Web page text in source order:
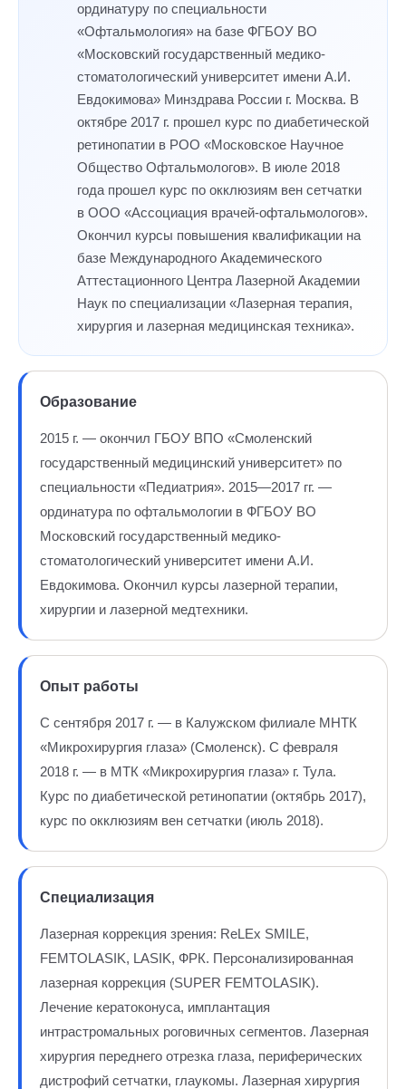
ординатуру по специальности
«Офтальмология» на базе ФГБОУ ВО
«Московский государственный медико-
стоматологический университет имени А.И.
Евдокимова» Минздрава России г. Москва. В
октябре 2017 г. прошел курс по диабетической
ретинопатии в РОО «Московское Научное
Общество Офтальмологов». В июле 2018
года прошел курс по окклюзиям вен сетчатки
в ООО «Ассоциация врачей-офтальмологов».
Окончил курсы повышения квалификации на
базе Международного Академического
Аттестационного Центра Лазерной Академии
Наук по специализации «Лазерная терапия,
хирургия и лазерная медицинская техника».
Образование
2015 г. — окончил ГБОУ ВПО «Смоленский
государственный медицинский университет» по
специальности «Педиатрия». 2015—2017 гг. —
ординатура по офтальмологии в ФГБОУ ВО
Московский государственный медико-
стоматологический университет имени А.И.
Евдокимова. Окончил курсы лазерной терапии,
хирургии и лазерной медтехники.
Опыт работы
С сентября 2017 г. — в Калужском филиале МНТК
«Микрохирургия глаза» (Смоленск). С февраля
2018 г. — в МТК «Микрохирургия глаза» г. Тула.
Курс по диабетической ретинопатии (октябрь 2017),
курс по окклюзиям вен сетчатки (июль 2018).
Специализация
Лазерная коррекция зрения: ReLEx SMILE,
FEMTOLASIK, LASIK, ФРК. Персонализированная
лазерная коррекция (SUPER FEMTOLASIK).
Лечение кератоконуса, имплантация
интрастромальных роговичных сегментов. Лазерная
хирургия переднего отрезка глаза, периферических
дистрофий сетчатки, глаукомы. Лазерная хирургия